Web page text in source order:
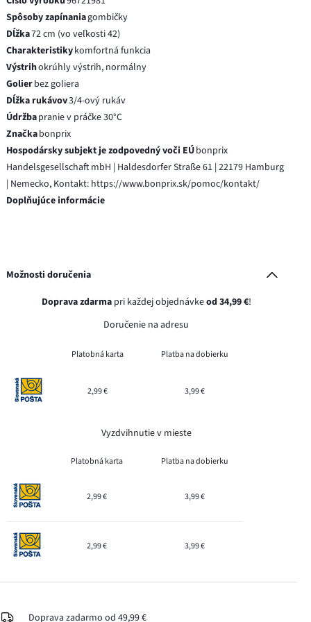
Spôsoby zapínaniagombičky
Dĺžka72 cm (vo veľkosti 42)
Charakteristikykomfortná funkcia
Výstrihokrúhly výstrih, normálny
Golierbez goliera
Dĺžka rukávov3/4-ový rukáv
Údržbapranie v práčke 30°C
Značkabonprix
Hospodársky subjekt je zodpovedný voči EÚbonprix
Handelsgesellschaft mbH | Haldesdorfer Straße 61 | 22179 Hamburg
| Nemecko, Kontakt: https://www.bonprix.sk/pomoc/kontakt/
Doplňujúce informácie
Možnosti doručenia
Doprava zdarmapri každej objednávkeod 34,99 €!
Doručenie na adresu
Platobná karta Platba na dobierku
2,99 € 3,99 €
Vyzdvihnutie v mieste
Platobná karta Platba na dobierku
2,99 € 3,99 €
2,99 € 3,99 €
Doprava zadarmo od 49,99 €